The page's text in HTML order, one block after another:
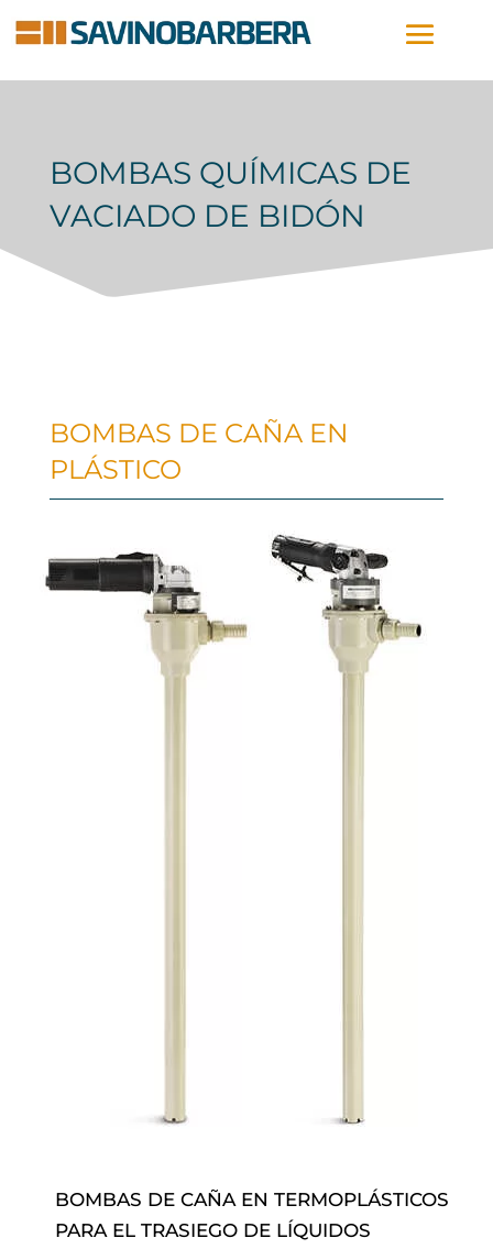
BOMBAS QUÍMICAS DE
VACIADO DE BIDÓN
BOMBAS DE CAÑA EN
PLÁSTICO
BOMBAS DE CAÑA EN TERMOPLÁSTICOS
PARA EL TRASIEGO DE LÍQUIDOS